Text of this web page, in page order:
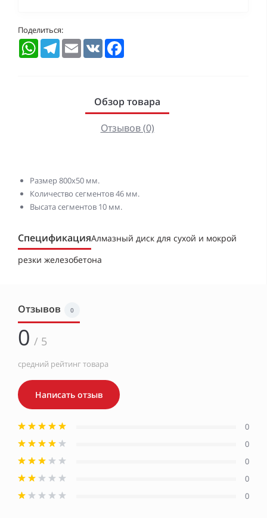
Поделиться:
WhatsAppTelegramEmail VK
Обзор товара
Отзывов (0)
Размер 800х50 мм.
Количество сегментов 46 мм.
Высата сегментов 10 мм.
СпецификацияАлмазный диск для сухой и мокрой
резки железобетона
Отзывов 0
0 / 5
средний рейтинг товара
Написать отзыв
0
0
0
0
0